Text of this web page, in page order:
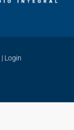
| Login